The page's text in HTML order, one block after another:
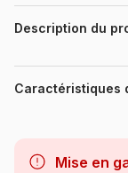
Description du
Misstigri
Caractéristiques
Mise en